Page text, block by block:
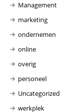
Management
marketing
ondernemen
online
overig
personeel
Uncategorized
werkplek